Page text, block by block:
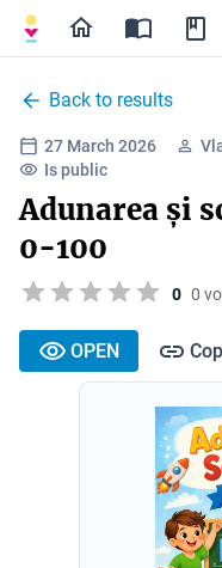
Back to results
27 March 2026
Is public
Adunarea și
0-100
0 0
OPEN